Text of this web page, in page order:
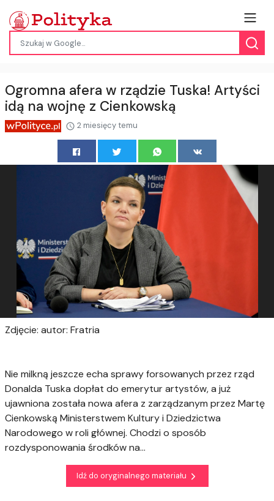
Ogromna afera w rządzie Tuska! Artyści
idą na wojnę z Cienkowską
2 miesięcy temu
Zdjęcie: autor: Fratria
Nie milkną jeszcze echa sprawy forsowanych przez rząd
Donalda Tuska dopłat do emerytur artystów, a już
ujawniona została nowa afera z zarządzanym przez Martę
Cienkowską Ministerstwem Kultury i Dziedzictwa
Narodowego w roli głównej. Chodzi o sposób
rozdysponowania środków na...
Idź do oryginalnego materiału